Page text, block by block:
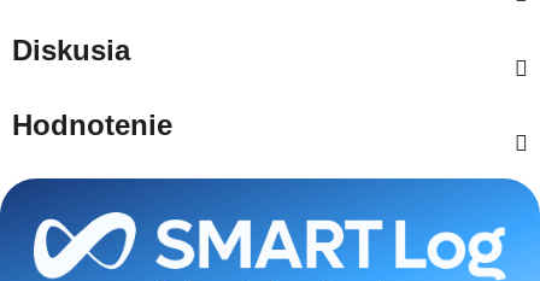
Diskusia
Hodnotenie
Zápätie